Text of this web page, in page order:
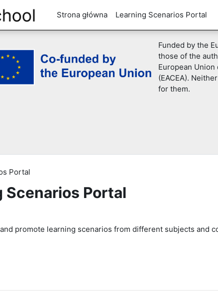
Funded by the
those of the
European
(EACEA).
for them.
Strona główna Learning Scenarios Portal
Portal
Scenarios Portal
promote learning scenarios from different subjects and